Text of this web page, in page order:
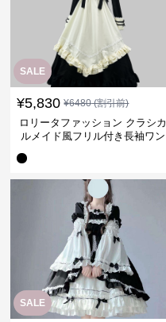
SALE
¥5,830 ¥6480(割引前)
ロリータファッション クラシカ
ルメイド風フリル付き長袖ワン
SALE